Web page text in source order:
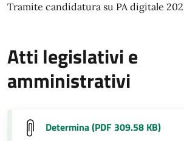
Tramite candidatura su PA digitale
Atti legislativi e
amministrativi
Determina (PDF 309.58 KB)